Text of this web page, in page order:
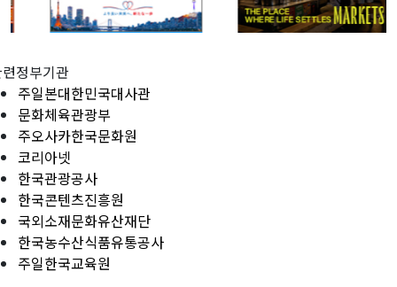
정부기관
주일본대한민국대사관
문화체육관광부
주오사카한국문화원
코리아넷
한국관광공사
한국콘텐츠진흥원
국외소재문화유산재단
한국농수산식품유통공사
주일한국교육원